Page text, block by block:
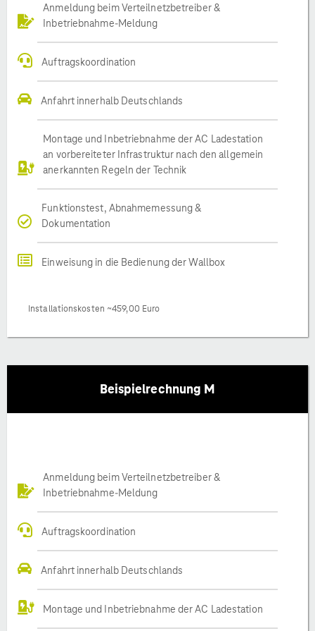
Anmeldung beim Verteilnetzbetreiber &
Inbetriebnahme-Meldung
Auftragskoordination
Anfahrt innerhalb Deutschlands
Montage und Inbetriebnahme der AC Ladestation
an vorbereiteter Infrastruktur nach den allgemein
anerkannten Regeln der Technik
Funktionstest, Abnahmemessung &
Dokumentation
Einweisung in die Bedienung der Wallbox
Installationskosten ~459,00 Euro
Beispielrechnung M
Anmeldung beim Verteilnetzbetreiber &
Inbetriebnahme-Meldung
Auftragskoordination
Anfahrt innerhalb Deutschlands
Montage und Inbetriebnahme der AC Ladestation